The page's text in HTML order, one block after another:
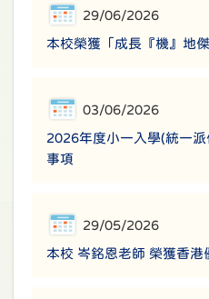
29/06/2026
本校榮獲「成長『機』地傑
03/06/2026
2026年度小一入學(統一
事項
29/05/2026
本校 岑銘恩老師 榮獲香港